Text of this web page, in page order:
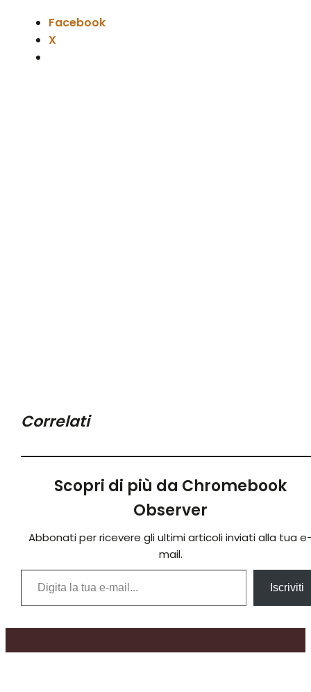
Facebook
X
Correlati
Scopri di più da Chromebook
Observer
Abbonati per ricevere gli ultimi articoli inviati alla tua
mail.
Digita la tua e-mail...
Iscriviti